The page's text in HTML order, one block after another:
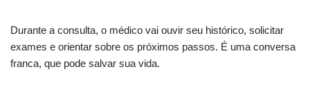
Durante a consulta, o médico vai ouvir seu histórico, solicitar
exames e orientar sobre os próximos passos. É uma conversa
franca, que pode salvar sua vida.